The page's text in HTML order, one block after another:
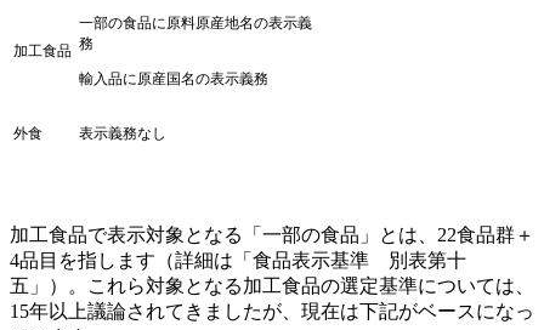
加工食品
一部の食品に原料原産地名の表示義
務
輸入品に原産国名の表示義務
外食 表示義務なし
加工食品で表示対象となる「一部の食品」とは、22食品群＋
4品目を指します（詳細は「食品表示基準 別表第十
五」）。これら対象となる加工食品の選定基準については、
15年以上議論されてきましたが、現在は下記がベースになっ